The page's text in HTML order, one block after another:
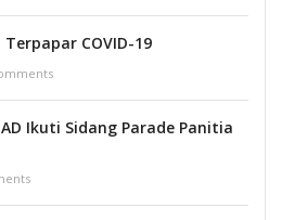
COVID-19
Ikuti Sidang Parade Panitia